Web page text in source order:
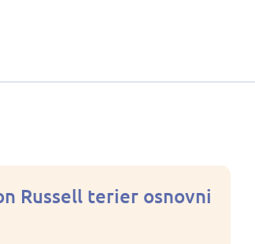
Russell terier osnovni